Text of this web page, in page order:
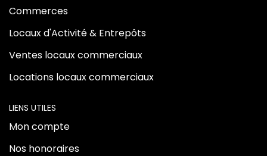
Commerces
Locaux d'Activité & Entrepôts
Ventes locaux commerciaux
Locations locaux commerciaux
LIENS UTILES
Mon compte
Nos honoraires